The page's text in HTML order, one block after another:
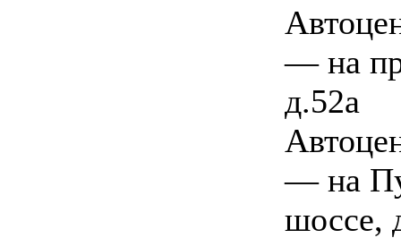
— на
д.52а
— на
шоссе,